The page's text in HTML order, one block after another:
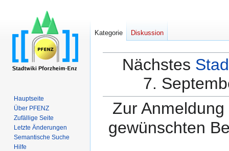
Nächstes
7.
Zur
gewünschten
Kategorie Diskussion
Hauptseite
Über PFENZ
Zufällige Seite
Letzte Änderungen
Semantische Suche
Hilfe